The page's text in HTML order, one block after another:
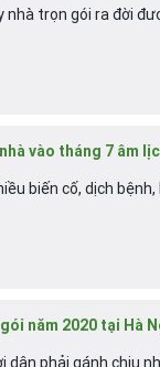
nhà trọn gói ra đời
vào tháng 7 âm
biến cố, dịch
năm 2020 tại Hà
phải gánh chịu